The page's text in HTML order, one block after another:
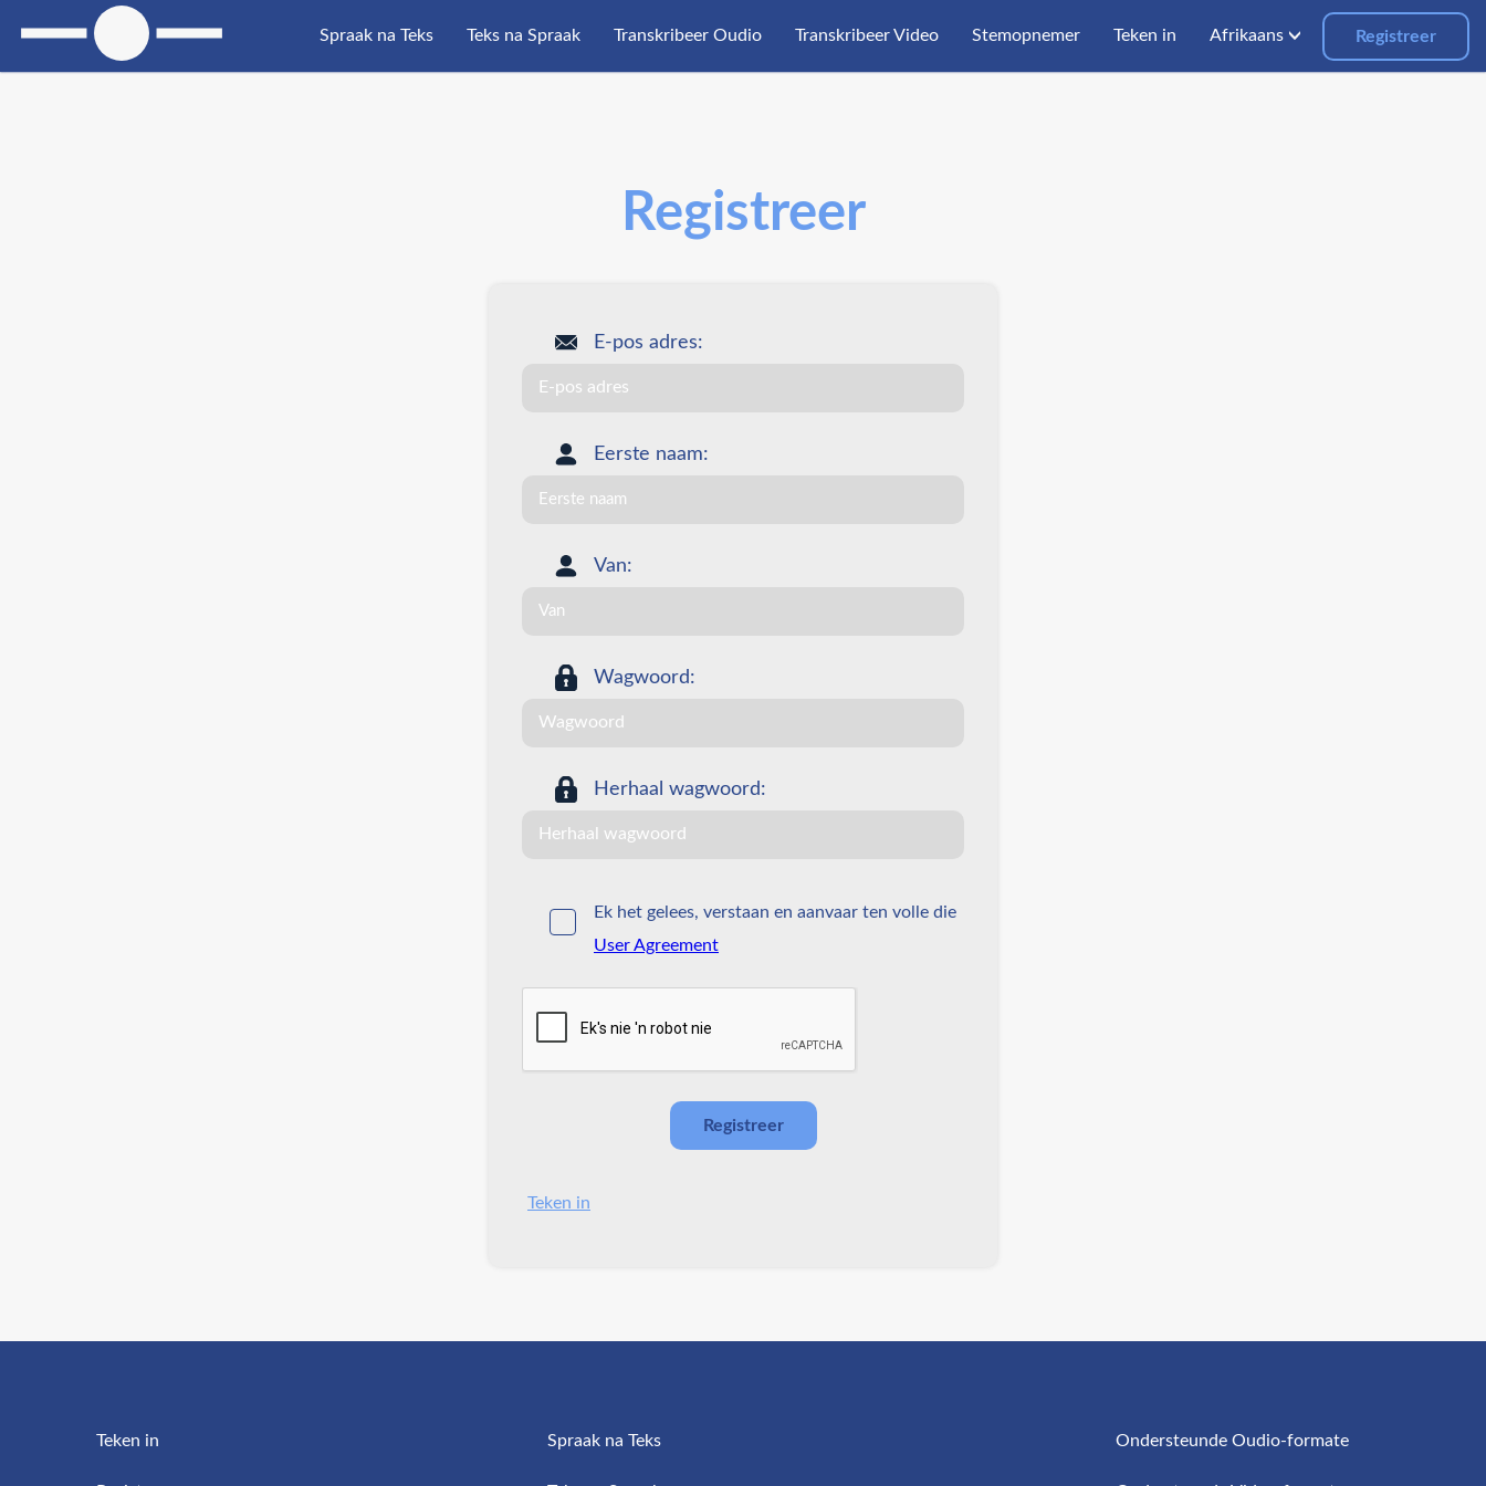
Spraak na Teks Teks na Spraak Transkribeer Oudio Transkribeer Video Stemopnemer Teken in Afrikaans Registreer
Registreer
E-pos adres:
Eerste naam:
Van:
Wagwoord:
Herhaal wagwoord:
Ek het gelees, verstaan en aanvaar ten volle die
User Agreement
Teken in
Teken in Spraak na Teks Ondersteunde Oudio-formate